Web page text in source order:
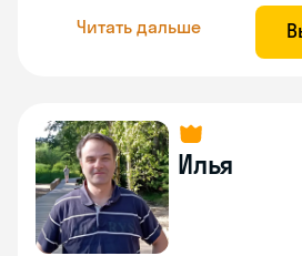
Читать дальше
Илья